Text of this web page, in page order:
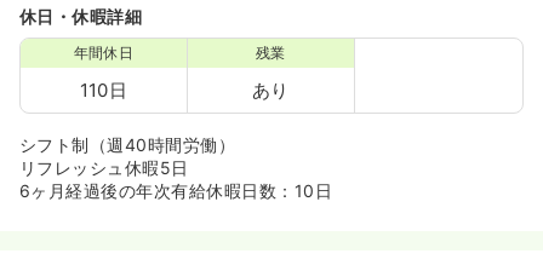
休日・休暇詳細
年間休日
110日
残業
あり
シフト制（週40時間労働）
リフレッシュ休暇5日
6ヶ月経過後の年次有給休暇日数：10日